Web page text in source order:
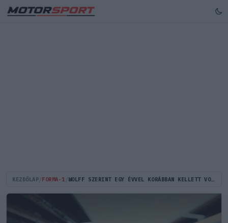
KEZDŐLAP FORMA-1 WOLFF SZERINT EGY ÉVVEL KORÁBBAN KELLETT VOLNA ELHOZNI RUSSELLT A WILLIAMSTŐL